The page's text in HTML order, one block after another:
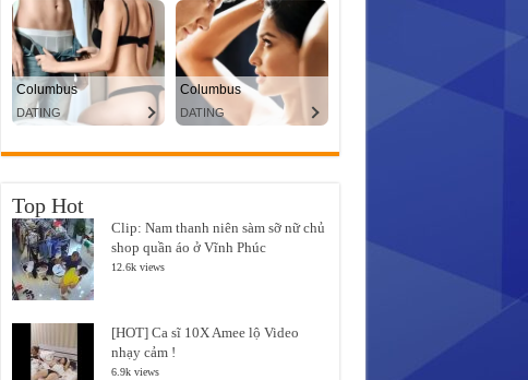
Top Hot
Clip: Nam thanh niên sàm sỡ nữ chủ
shop quần áo ở Vĩnh Phúc
12.6k views
[HOT] Ca sĩ 10X Amee lộ Video
nhạy cảm !
6.9k views